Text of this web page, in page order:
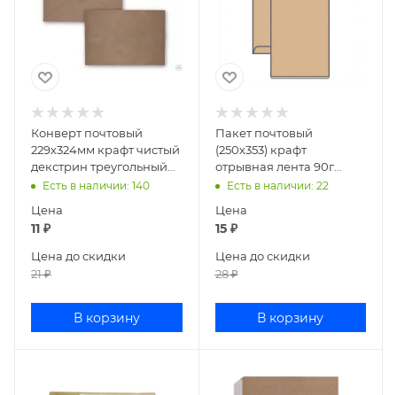
Конверт почтовый
229х324мм крафт чистый
декстрин треугольный
клапан С4Жд /С4НКЖ (
Есть в наличии: 140
Цена
11 ₽
Цена до скидки
21₽
В корзину
Пакет почтовый
(250х353) крафт
отрывная лента 90г
380090
Есть в наличии: 22
Цена
15₽
Цена до скидки
28₽
В корзину